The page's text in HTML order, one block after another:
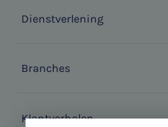
Dienstverlening
Branches
Klantverhalen